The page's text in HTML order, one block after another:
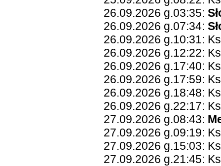
26.09.2026 g.03:35:
26.09.2026 g.07:34:
26.09.2026 g.10:31:
26.09.2026 g.12:22:
26.09.2026 g.17:40:
26.09.2026 g.17:59:
26.09.2026 g.18:48:
26.09.2026 g.22:17:
27.09.2026 g.08:43:
27.09.2026 g.09:19:
27.09.2026 g.15:03:
27.09.2026 g.21:45: